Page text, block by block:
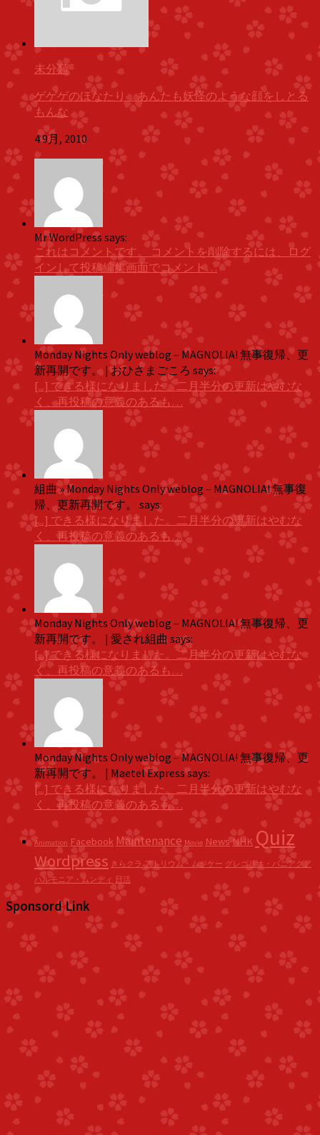
未分類
ゲゲゲのほなたり あんたも妖怪のような顔をしとる
もんな
4 9月, 2010
Mr WordPress says:
これはコメントです。 コメントを削除するには、ログ
インして投稿編集画面でコメント…
Monday Nights Only weblog – MAGNOLIA! 無事復帰、更
新再開です。 | おひさまごころ says:
[...] できる様になりました。二月半分の更新はやむな
く、再投稿の意義のあるも…
組曲 » Monday Nights Only weblog – MAGNOLIA! 無事復
帰、更新再開です。 says:
[...] できる様になりました。二月半分の更新はやむな
く、再投稿の意義のあるも…
Monday Nights Only weblog – MAGNOLIA! 無事復帰、更
新再開です。 | 愛され組曲 says:
[...] できる様になりました。二月半分の更新はやむな
く、再投稿の意義のあるも…
Monday Nights Only weblog – MAGNOLIA! 無事復帰、更
新再開です。 | Maetel Express says:
[...] できる様になりました。二月半分の更新はやむな
く、再投稿の意義のあるも…
Animation Facebook Maintenance Movie NewsNHK Quiz
Wordpress きらクラ アトリウム・ムジケー グレゴリオ・パニアグア
ハルモニア・ムンディ
日活
Sponsord Link